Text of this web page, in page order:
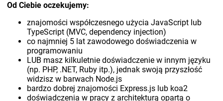
Od Ciebie oczekujemy:
znajomości współczesnego użycia JavaScript lub
TypeScript (MVC, dependency injection)
co najmniej 5 lat zawodowego doświadczenia w
programowaniu
LUB masz kilkuletnie doświadczenie w innym języku
(np. PHP, .NET, Ruby itp.), jednak swoją przyszłość
widzisz w barwach Node.js
bardzo dobrej znajomości Express.js lub koa2
doświadczenia w pracy z architekturą opartą o